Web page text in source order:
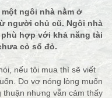
ngôi nhà nằm ở
người chủ cũ. Ngôi nhà
hợp với khả năng tài
cỏ sổ đỏ.
nếu tôi mua thì sẽ viết
Do vợ nóng lòng muốn
thuận nhưng vẫn cảm thấy